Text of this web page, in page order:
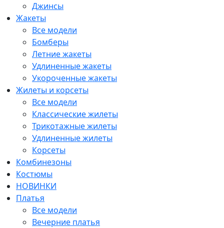
Джинсы
Жакеты
Все модели
Бомберы
Летние жакеты
Удлиненные жакеты
Укороченные жакеты
Жилеты и корсеты
Все модели
Классические жилеты
Трикотажные жилеты
Удлиненные жилеты
Корсеты
Комбинезоны
Костюмы
НОВИНКИ
Платья
Все модели
Вечерние платья